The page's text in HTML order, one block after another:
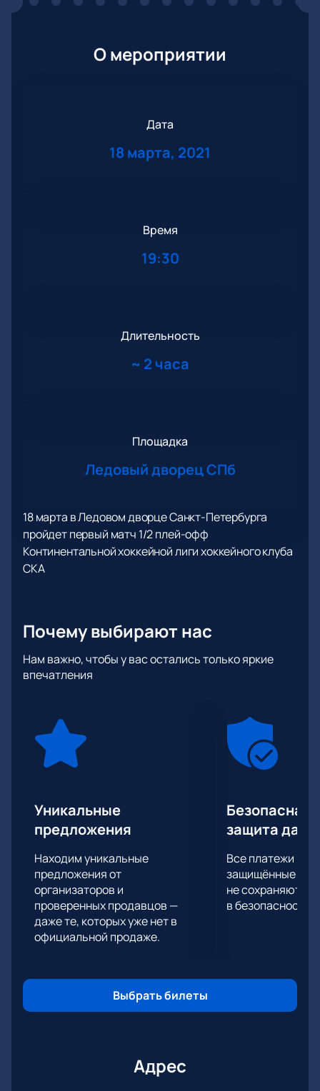
О мероприятии
Дата
18 марта, 2021
Время
19:30
Длительность
~ 2 часа
Площадка
Ледовый дворец СПб
18 марта в Ледовом дворце Санкт-Петербурга
пройдет первый матч 1/2 плей-офф
Континентальной хоккейной лиги хоккейного клуба
СКА
Почему выбирают нас
Нам важно, чтобы у вас остались только яркие
впечатления
Уникальные
предложения
Находим уникальные
предложения от
организаторов и
проверенных продавцов —
даже те, которых уже нет в
официальной продаже.
Безопасная
защита
Все платежи
защищённые
не сохраняются
в безопасности.
Выбрать билеты
Адрес